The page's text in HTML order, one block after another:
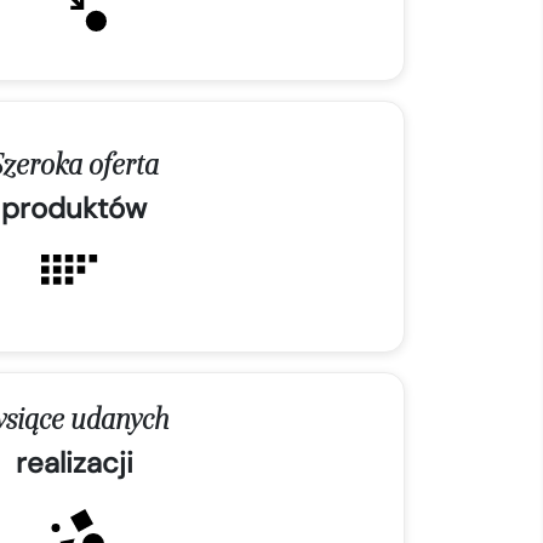
oferta
produktów
udanych
realizacji